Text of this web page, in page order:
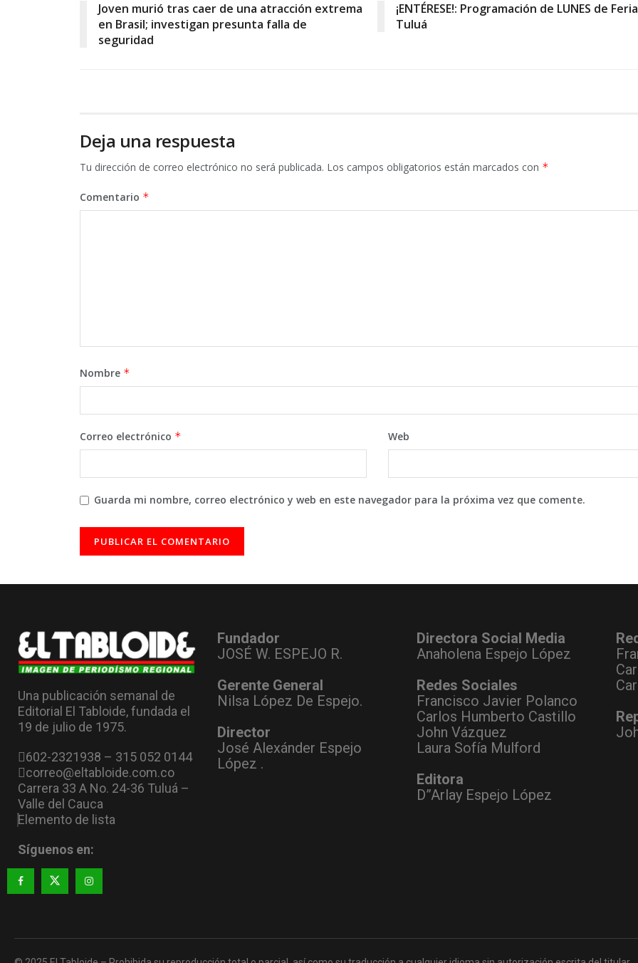
Joven murió tras caer de una atracción extrema
en Brasil; investigan presunta falla de
seguridad
¡ENTÉRESE!: Programación de LUNES de
Tuluá
Deja una respuesta
Tu dirección de correo electrónico no será publicada. Los campos obligatorios están marcados con *
Comentario *
Nombre *
Correo electrónico * Web
Guarda mi nombre, correo electrónico y web en este navegador para la próxima vez que comente.
Una publicación semanal de
Editorial El Tabloide, fundada el
19 de julio de 1975.
602-2321938 – 315 052 0144
correo@eltabloide.com.co
Carrera 33 A No. 24-36 Tuluá –
Valle del Cauca
Elemento de lista
Síguenos en:
Fundador
JOSÉ W. ESPEJO R.
Gerente General
Nilsa López De Espejo.
Director
José Alexánder Espejo
López .
Directora Social Media
Anaholena Espejo López
Redes Sociales
Francisco Javier Polanco
Carlos Humberto Castillo
John Vázquez
Laura Sofía Mulford
Editora
D”Arlay Espejo López